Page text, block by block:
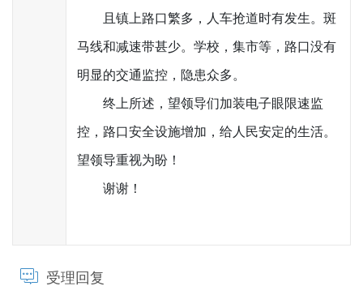
且镇上路口繁多，人车抢道时有发生。斑
马线和减速带甚少。学校，集市等，路口没有
明显的交通监控，隐患众多。
终上所述，望领导们加装电子眼限速监
控，路口安全设施增加，给人民安定的生活。
望领导重视为盼！
谢谢！
受理回复